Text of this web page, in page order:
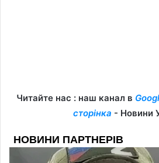
Читайте нас : наш канал в
сторінка - Новини